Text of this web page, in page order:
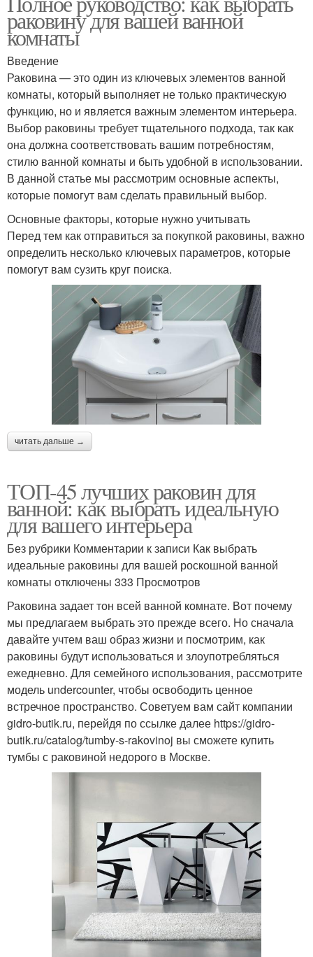
раковину для вашей ванной
комнаты
Введение
Раковина — это один из ключевых элементов ванной
комнаты, который выполняет не только практическую
функцию, но и является важным элементом интерьера.
Выбор раковины требует тщательного подхода, так как
она должна соответствовать вашим потребностям,
стилю ванной комнаты и быть удобной в использовании.
В данной статье мы рассмотрим основные аспекты,
которые помогут вам сделать правильный выбор.
Основные факторы, которые нужно учитывать
Перед тем как отправиться за покупкой раковины, важно
определить несколько ключевых параметров, которые
помогут вам сузить круг поиска.
читать дальше →
ТОП-45 лучших раковин для
ванной: как выбрать идеальную
для вашего интерьера
Без рубрики Комментарии к записи Как выбрать
идеальные раковины для вашей роскошной ванной
комнаты отключены 333 Просмотров
Раковина задает тон всей ванной комнате. Вот почему
мы предлагаем выбрать это прежде всего. Но сначала
давайте учтем ваш образ жизни и посмотрим, как
раковины будут использоваться и злоупотребляться
ежедневно. Для семейного использования, рассмотрите
модель undercounter, чтобы освободить ценное
встречное пространство. Советуем вам сайт компании
gidro-butik.ru, перейдя по ссылке далее https://gidro-
butik.ru/catalog/tumby-s-rakovinoj вы сможете купить
тумбы с раковиной недорого в Москве.